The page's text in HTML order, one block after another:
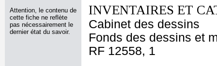
Attention, le contenu de
cette fiche ne reflète
pas nécessairement le
dernier état du savoir.
INVENTAIRES ET
Cabinet des dessins
Fonds des dessins et
RF 12558, 1